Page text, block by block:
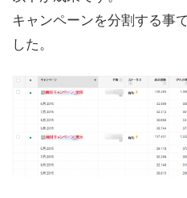
キャンペーンを分割する事
した。